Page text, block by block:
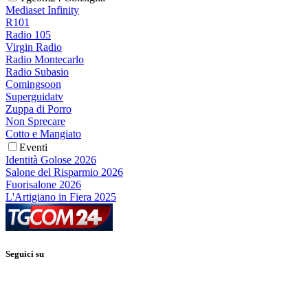
Mediaset Infinity
R101
Radio 105
Virgin Radio
Radio Montecarlo
Radio Subasio
Comingsoon
Superguidatv
Zuppa di Porro
Non Sprecare
Cotto e Mangiato
Eventi
Identità Golose 2026
Salone del Risparmio 2026
Fuorisalone 2026
L'Artigiano in Fiera 2025
Seguici su